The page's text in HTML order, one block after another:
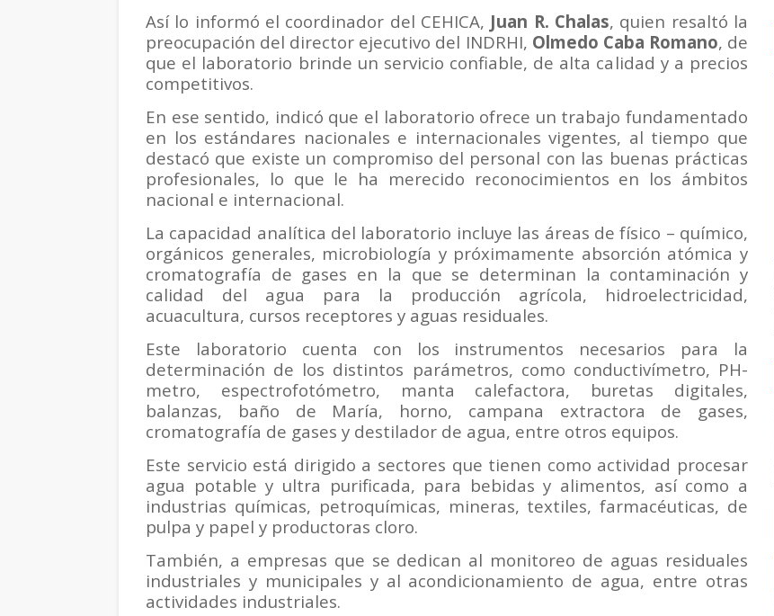
Así lo informó el coordinador del CEHICA, Juan R. Chalas, quien resaltó la
preocupación del director ejecutivo del INDRHI, Olmedo Caba Romano, de
que el laboratorio brinde un servicio confiable, de alta calidad y a precios
competitivos.
En ese sentido, indicó que el laboratorio ofrece un trabajo fundamentado
en los estándares nacionales e internacionales vigentes, al tiempo que
destacó que existe un compromiso del personal con las buenas prácticas
profesionales, lo que le ha merecido reconocimientos en los ámbitos
nacional e internacional.
La capacidad analítica del laboratorio incluye las áreas de físico – químico,
orgánicos generales, microbiología y próximamente absorción atómica y
cromatografía de gases en la que se determinan la contaminación y
calidad del agua para la producción agrícola, hidroelectricidad,
acuacultura, cursos receptores y aguas residuales.
Este laboratorio cuenta con los instrumentos necesarios para la
determinación de los distintos parámetros, como conductivímetro, PH-
metro, espectrofotómetro, manta calefactora, buretas digitales,
balanzas, baño de María, horno, campana extractora de gases,
cromatografía de gases y destilador de agua, entre otros equipos.
Este servicio está dirigido a sectores que tienen como actividad procesar
agua potable y ultra purificada, para bebidas y alimentos, así como a
industrias químicas, petroquímicas, mineras, textiles, farmacéuticas, de
pulpa y papel y productoras cloro.
También, a empresas que se dedican al monitoreo de aguas residuales
industriales y municipales y al acondicionamiento de agua, entre otras
actividades industriales.